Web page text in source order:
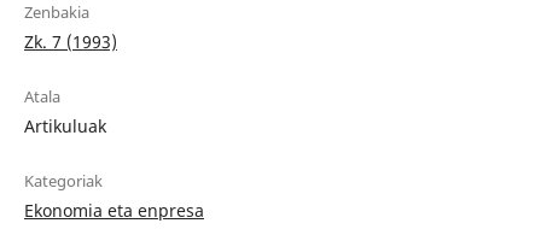
Zenbakia
Zk. 7 (1993)
Atala
Artikuluak
Kategoriak
Ekonomia eta enpresa